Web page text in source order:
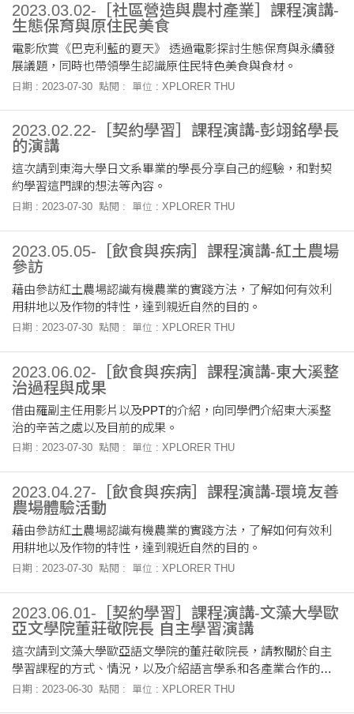
2023.03.02-［社區營造與農村產業］課程演講-
生態保育與原住民美食
電影欣賞《巴克利藍的夏天》 透過電影探討生態保育與永續發
展議題，同時也帶領學生認識原住民特色美食與食材。
日期 : 2023-07-30 點閱 : 單位 : XPLORER THU
2023.02.22-［契約學習］課程演講-彭翊銘學長
的演講
這次請到東海大學日文系畢業的學長分享自己的經驗，和對契
約學習這門課的想法等內容。
日期 : 2023-07-30 點閱 : 單位 : XPLORER THU
2023.05.05-［飲食與疾病］課程演講-紅土農場
參訪
藉由參訪紅土農場認識有機農業的實踐方法，了解如何有效利
用耕地以及作物的特性，達到親近自然的目的。
日期 : 2023-07-30 點閱 : 單位 : XPLORER THU
2023.06.02-［飲食與疾病］課程演講-東大溪整
治過程與成果
借由羅副主任用影片以及PPT的介紹，向同學們介紹東大溪整
治的辛苦之處以及目前的成果。
日期 : 2023-07-30 點閱 : 單位 : XPLORER THU
2023.04.27-［飲食與疾病］課程演講-環境友善
農場體驗活動
藉由參訪紅土農場認識有機農業的實踐方法，了解如何有效利
用耕地以及作物的特性，達到親近自然的目的。
日期 : 2023-07-30 點閱 : 單位 : XPLORER THU
2023.06.01-［契約學習］課程演講-文藻大學歐
亞文學院董莊敬院長 自主學習演講
這次請到文藻大學歐亞語文學院的董莊敬院長，請教關於自主
學習課程的方式、情況，以及介紹語言學系和各產業合作的實
例。
日期 : 2023-06-30 點閱 : 單位 : XPLORER THU